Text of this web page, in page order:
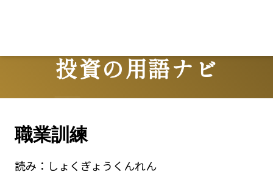
投資の用語ナビ
Terms
職業訓練
読み： しょくぎょうくんれん